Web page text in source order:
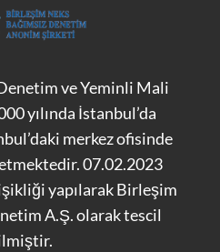
ve Yeminli Mali
yılında İstanbul’da
merkez ofisinde
07.02.2023
yapılarak Birleşim
A.Ş. olarak tescil